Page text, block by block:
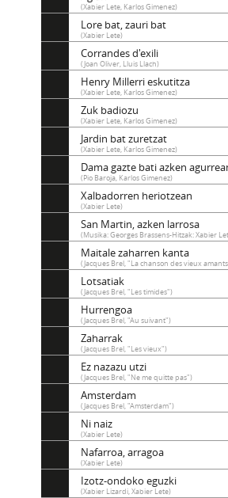
(Xabier Lete, Karlos Gimenez)
Lore bat, zauri bat
(Xabier Lete)
Corrandes d'exili
(Joan Oliver, Lluis Llach)
Henry Millerri eskutitza
(Xabier Lete, Karlos Gimenez)
Zuk badiozu
(Xabier Lete, Karlos Gimenez)
Jardin bat zuretzat
(Xabier Lete, Karlos Gimenez)
Dama gazte bati azken
(Pio Baroja, Karlos Gimenez)
Xalbadorren heriotzean
(Xabier Lete)
San Martin, azken larrosa
(Musika: Georges Brassens-Hitzak: Xabier
Maitale zaharren kanta
(Jacques Brel, "La chanson des vieux
Lotsatiak
(Jacques Brel, "Les timides")
Hurrengoa
(Jacques Brel, "Au suivant")
Zaharrak
(Jacques Brel, "Les vieux")
Ez nazazu utzi
(Jacques Brel, "Ne me quitte pas")
Amsterdam
(Jacques Brel, "Amsterdam")
Ni naiz
(Xabier Lete)
Nafarroa, arragoa
(Xabier Lete)
Izotz-ondoko eguzki
(Xabier Lizardi, Xabier Lete)